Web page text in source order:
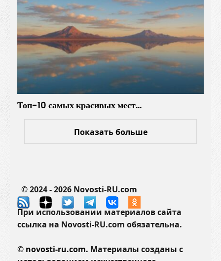
Топ-10 самых красивых мест…
Показать больше
© 2024 - 2026 Novosti-RU.com
При использовании материалов сайта
ссылка на Novosti-RU.com обязательна.
© novosti-ru.com. Материалы созданы с